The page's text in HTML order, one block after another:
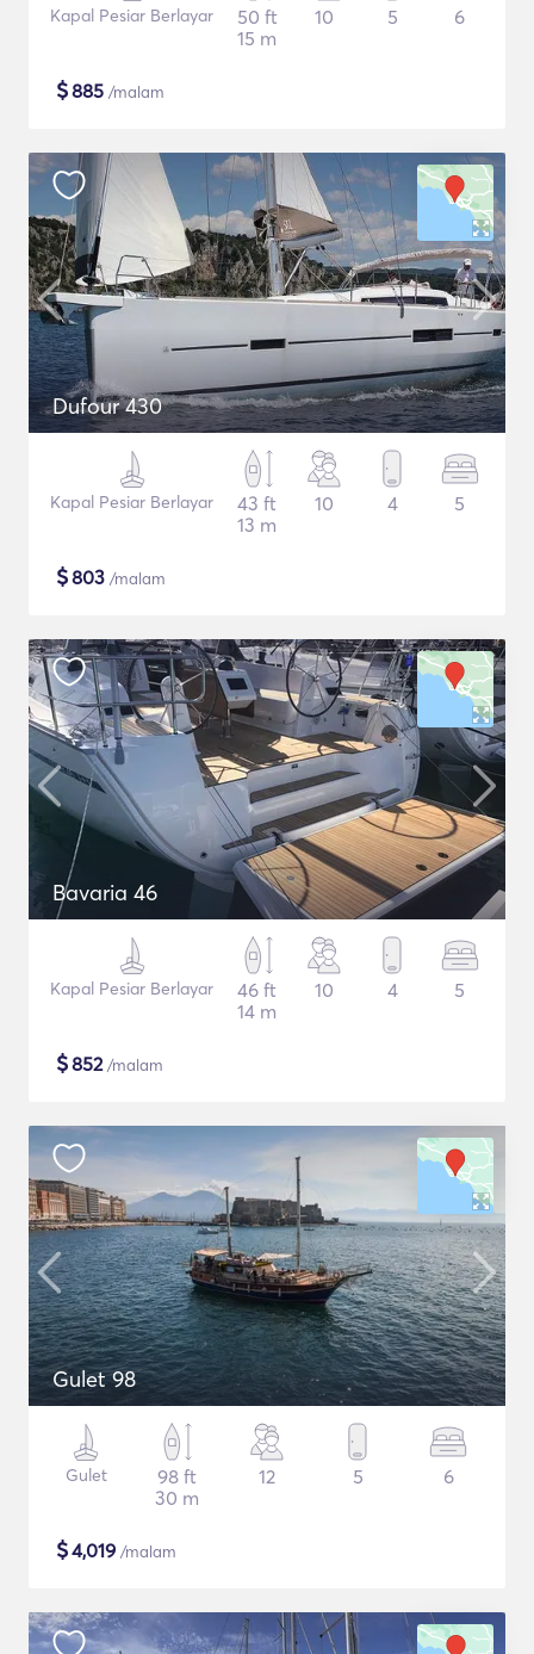
Kapal Pesiar Berlayar
50 ft
15 m
10 5 6
$885 /malam
Dufour 430
Kapal Pesiar Berlayar
43 ft
13 m
10 4 5
$803 /malam
Bavaria 46
Kapal Pesiar Berlayar
46 ft
14 m
10 4 5
$852/malam
Gulet 98
Gulet
98 ft
30 m
12 5 6
$4,019 /malam